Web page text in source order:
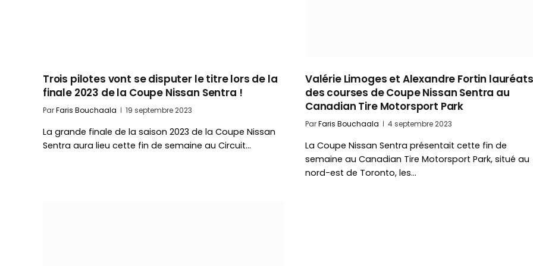
Trois pilotes vont se disputer le titre lors de la
finale 2023 de la Coupe Nissan Sentra !
ParFaris Bouchaala 19 septembre 2023
La grande finale de la saison 2023 de la Coupe Nissan
Sentra aura lieu cette fin de semaine au Circuit…
Valérie Limoges et Alexandre Fortin lauréats
des courses de Coupe Nissan Sentra au
Canadian Tire Motorsport Park
ParFaris Bouchaala 4 septembre 2023
La Coupe Nissan Sentra présentait cette fin de
semaine au Canadian Tire Motorsport Park, situé au
nord-est de Toronto, les…